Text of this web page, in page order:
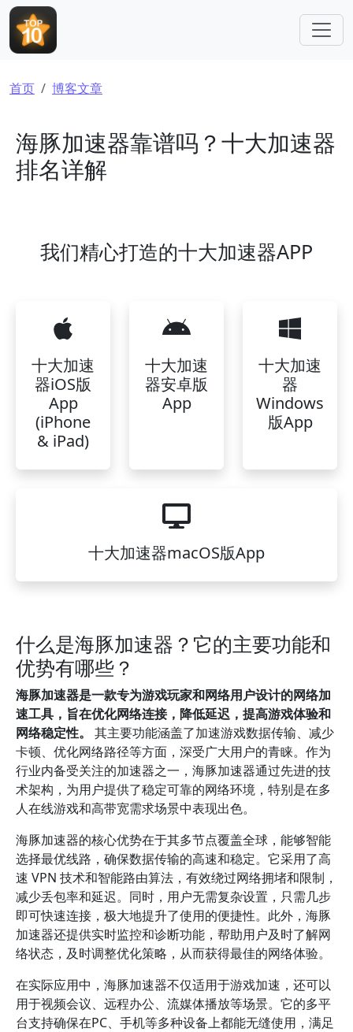
跳转到主要内容
面包屑
首页 博客文章
海豚加速器靠谱吗？十大加速器
排名详解
我们精心打造的十大加速器APP
十大加速
器iOS版
App
(iPhone
& iPad)
十大加速
器安卓版
App
十大加速
器
Windows
版App
十大加速器macOS版App
什么是海豚加速器？它的主要功能和
优势有哪些？
海豚加速器是一款专为游戏玩家和网络用户设计的网络加
速工具，旨在优化网络连接，降低延迟，提高游戏体验和
网络稳定性。
其主要功能涵盖了加速游戏数据传输、减少
卡顿、优化网络路径等方面，深受广大用户的青睐。作为
行业内备受关注的加速器之一，海豚加速器通过先进的技
术架构，为用户提供了稳定可靠的网络环境，特别是在多
人在线游戏和高带宽需求场景中表现出色。
海豚加速器的核心优势在于其多节点覆盖全球，能够智能
选择最优线路，确保数据传输的高速和稳定。它采用了高
速 VPN 技术和智能路由算法，有效绕过网络拥堵和限制，
减少丢包率和延迟。同时，用户无需复杂设置，只需几步
即可快速连接，极大地提升了使用的便捷性。此外，海豚
加速器还提供实时监控和诊断功能，帮助用户及时了解网
络状态，及时调整优化策略，从而获得最佳的网络体验。
在实际应用中，海豚加速器不仅适用于游戏加速，还可以
用于视频会议、远程办公、流媒体播放等场景。它的多平
台支持确保在PC、手机等多种设备上都能无缝使用，满足